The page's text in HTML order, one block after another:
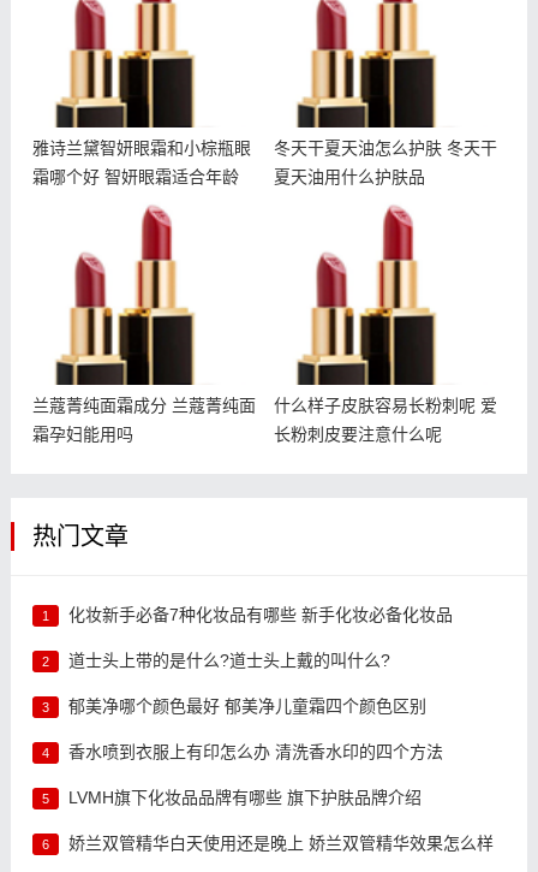
雅诗兰黛智妍眼霜和小棕瓶眼
霜哪个好 智妍眼霜适合年龄
冬天干夏天油怎么护肤 冬天干
夏天油用什么护肤品
兰蔻菁纯面霜成分 兰蔻菁
兰蔻菁纯面霜成分 兰蔻菁纯面
霜孕妇能用吗
什么样子皮肤容易长粉刺呢
什么样子皮肤容易长粉刺呢 爱
长粉刺皮要注意什么呢
热门文章
1 化妆新手必备7种化妆品有哪些 新手化妆必备化妆品
2 道士头上带的是什么?道士头上戴的叫什么?
3 郁美净哪个颜色最好 郁美净儿童霜四个颜色区别
4 香水喷到衣服上有印怎么办 清洗香水印的四个方法
5 LVMH旗下化妆品品牌有哪些 旗下护肤品牌介绍
6 娇兰双管精华白天使用还是晚上 娇兰双管精华效果怎么样